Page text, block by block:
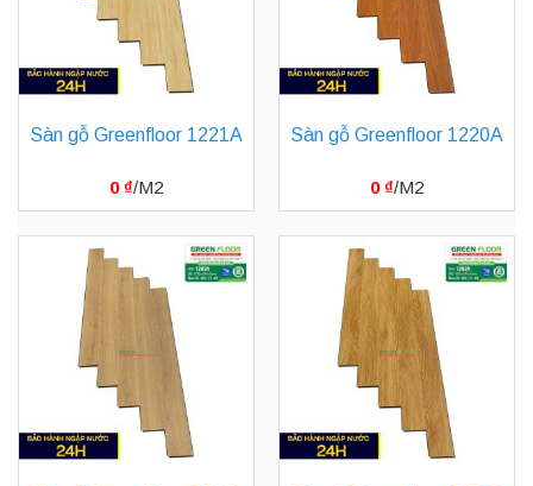
Sàn gỗ Greenfloor 1221A
0 ₫
Sàn gỗ Greenfloor 1220A
0 ₫